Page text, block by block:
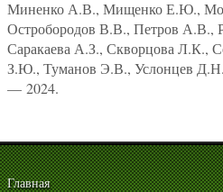
Миненко А.В., Мищенко Е.Ю.,
Остробородов В.В., Петров А.В.,
Саракаева А.З., Скворцова Л.К.,
З.Ю., Туманов Э.В., Услонцев
— 2024.
Главная